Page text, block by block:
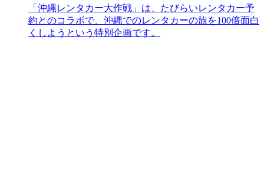
「沖縄レンタカー大作戦」は、たびらいレンタカー予
約とのコラボで、沖縄でのレンタカーの旅を100倍面白
くしようという特別企画です。